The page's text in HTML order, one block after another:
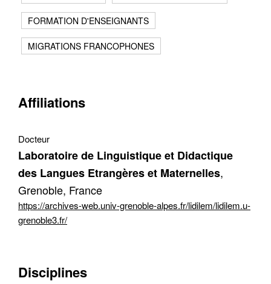
FORMATION D'ENSEIGNANTS
MIGRATIONS FRANCOPHONES
Affiliations
Docteur
Laboratoire de Linguistique et Didactique
des Langues Etrangères et Maternelles,
Grenoble, France
https://archives-web.univ-grenoble-alpes.fr/lidilem/lidilem.u-
grenoble3.fr/
Disciplines
Récupération de l'adresse e-mail